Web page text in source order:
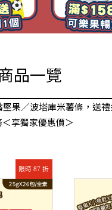
品一覽
果／波塔庫米薯條，送禮
享獨家優惠價＞
限時 87 折